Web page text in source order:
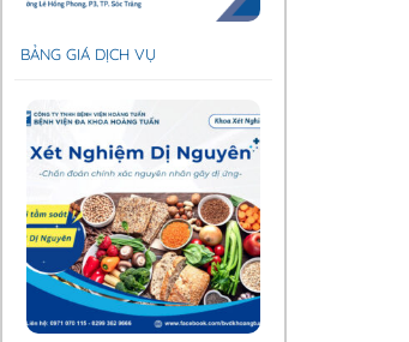
BẢNG GIÁ DỊCH VỤ